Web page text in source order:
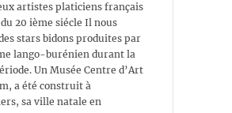
artistes platiciens français
20 ième siécle Il nous
stars bidons produites par
lango-burénien durant la
Un Musée Centre d’Art
a été construit à
sa ville natale en